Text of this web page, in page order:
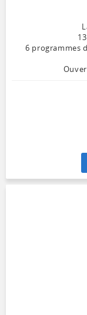
6 programmes